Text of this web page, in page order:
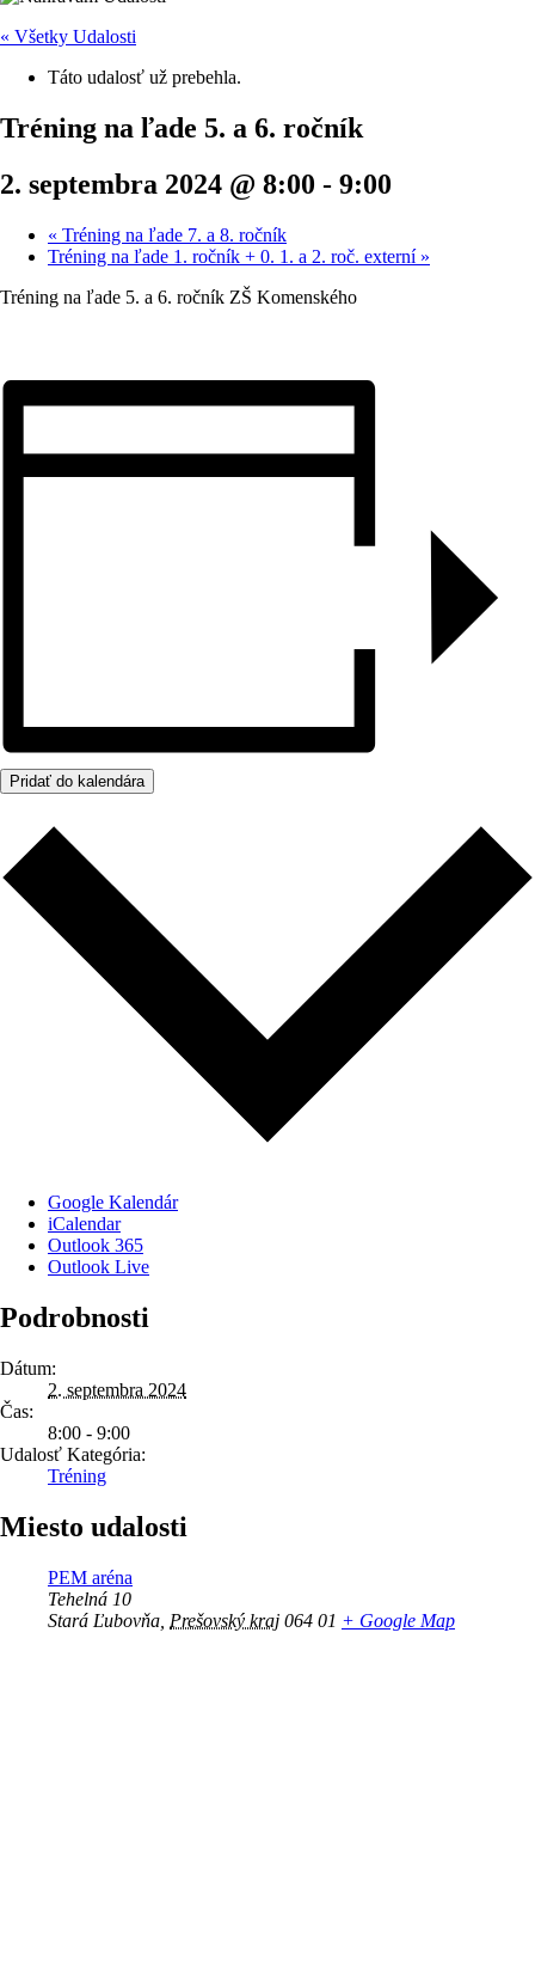
« Všetky Udalosti
Táto udalosť už prebehla.
Tréning na ľade 5. a 6. ročník
2. septembra 2024 @ 8:00 - 9:00
« Tréning na ľade 7. a 8. ročník
Tréning na ľade 1. ročník + 0. 1. a 2. roč. externí »
Tréning na ľade 5. a 6. ročník ZŠ Komenského
Pridať do kalendára
Google Kalendár
iCalendar
Outlook 365
Outlook Live
Podrobnosti
Dátum:
2. septembra 2024
Čas:
8:00 - 9:00
Udalosť Kategória:
Tréning
Miesto udalosti
PEM aréna
Tehelná 10
Stará Ľubovňa Prešovský kraj 064 01 + Google Map